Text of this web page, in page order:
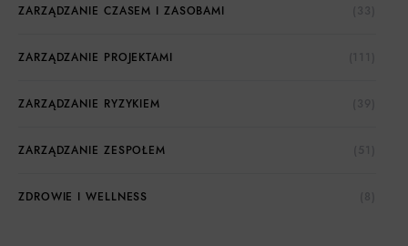
ZARZĄDZANIE CZASEM I ZASOBAMI
ZARZĄDZANIE PROJEKTAMI
ZARZĄDZANIE RYZYKIEM
ZARZĄDZANIE ZESPOŁEM
ZDROWIE I WELLNESS